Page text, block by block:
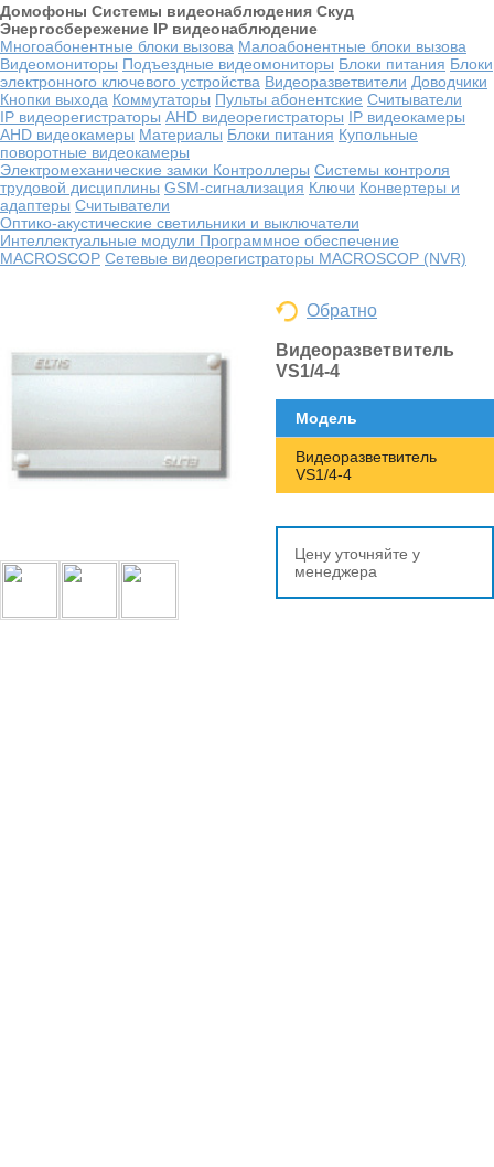
Домофоны Системы видеонаблюдения Скуд
Энергосбережение IP видеонаблюдение
Многоабонентные блоки вызова Малоабонентные блоки вызова
Видеомониторы Подъездные видеомониторы Блоки питания Блоки
электронного ключевого устройства Видеоразветвители Доводчики
Кнопки выхода Коммутаторы Пульты абонентские Считыватели
IP видеорегистраторы AHD видеорегистраторы IP видеокамеры
AHD видеокамеры Материалы Блоки питания Купольные
поворотные видеокамеры
Электромеханические замки Контроллеры Системы контроля
трудовой дисциплины GSM-сигнализация Ключи Конвертеры и
адаптеры Считыватели
Оптико-акустические светильники и выключатели
Интеллектуальные модули Программное обеспечение
MACROSCOP Сетевые видеорегистраторы MACROSCOP (NVR)
Обратно
Видеоразветвитель
VS1/4-4
Модель
Видеоразветвитель
VS1/4-4
Цену уточняйте у
менеджера